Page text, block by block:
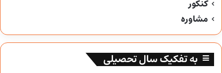
کنکور
مشاوره
به تفکیک سال تحصیلی